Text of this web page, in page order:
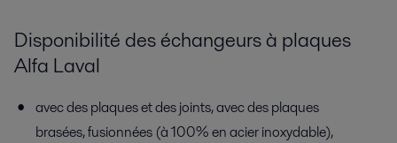
Disponibilité des échangeurs à plaques
Alfa Laval
avec des plaques et des joints, avec des plaques
brasées, fusionnées (à 100% en acier inoxydable),